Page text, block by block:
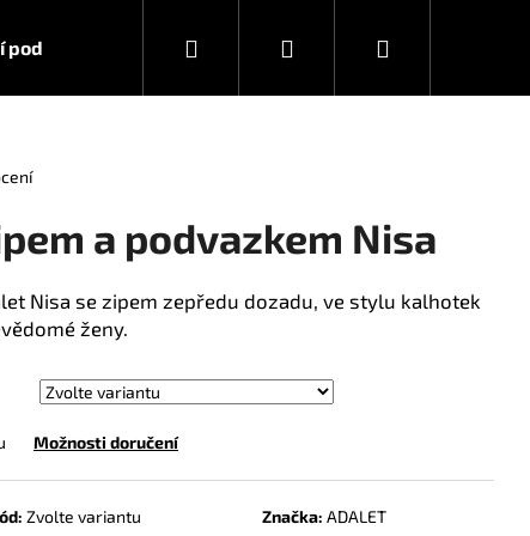
KontaktyHledat PřihlášeníNákupní
a podvazkem Nisa
Nisa se zipem zepředu dozadu, ve stylu kalhotek
ženy.
Možnosti doručení
Zvolte variantu Značka: ADALET
STRONG 10 ML